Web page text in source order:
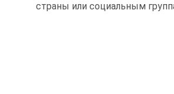
страны или социальным